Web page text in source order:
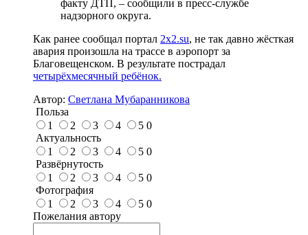
факту ДТП, – сообщили в пресс-службе
надзорного округа.
Как ранее сообщал портал 2x2.su, не так давно жёсткая
авария произошла на трассе в аэропорт за
Благовещенском. В результате пострадал
четырёхмесячный ребёнок.
Автор: Светлана Мубаранникова
Польза
1
2 3 4 5 0
Актуальность
1
2 3 4 5 0
Развёрнутость
1
2 3 4 5 0
Фотография
1
2 3 4 5 0
Пожелания автору